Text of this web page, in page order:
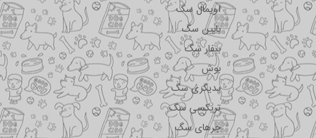
اویمال سگ
بابین سگ
بیفار سگ
بوش
پدیگری سگ
تریکسی سگ
جرهای سگ